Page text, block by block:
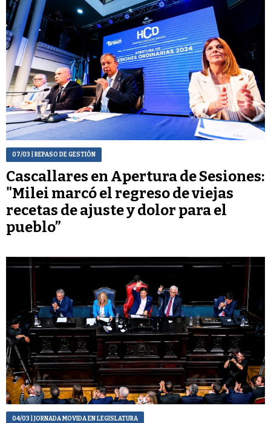
07/03 | REPASO DE GESTIÓN
Cascallares en Apertura de Sesiones:
"Milei marcó el regreso de viejas
recetas de ajuste y dolor para el
pueblo”
04/03 | JORNADA MOVIDA EN LEGISLATURA